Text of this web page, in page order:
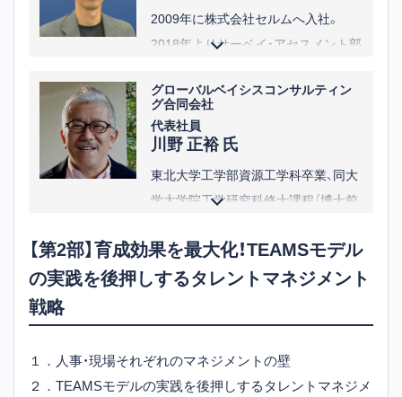
2009年に株式会社セルムへ入社。
2018年よりサーベイ・アセスメント部
プロジェクトに関与。シニア層向け
360度サーベイや自然言語処理技術を
活用した思考傾向測定ツール等の新
たなサーベイの開発も担当。
2024年からは、ミドルマネジメント層
ションの開発と展開を主導。複数の企
業において、ミドル層への施策実行を
※役職等は講演当時のものです
グローバルベイシスコンサルティン
グ合同会社
代表社員
川野 正裕 氏
東北大学工学部資源工学科卒業、同大
学大学院工学研究科修士課程（博士前
リクルートの教育研修サービス部門
において、事業企画マネジャー、商品
修、中堅・若手研修、アセスメントなど
の開発および開発マネジメントを担
当。
【第2部】育成効果を最大化！TEAMSモデル
の実践を後押しするタレントマネジメント
戦略
１．人事・現場それぞれのマネジメントの壁
２．TEAMSモデルの実践を後押しするタレントマネジメ